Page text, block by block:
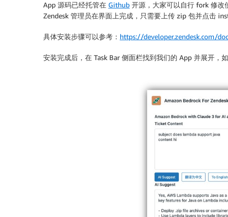
App 源码已经托管在 Github 开源，大家可以自行 fork 修改
Zendesk 管理员在界面上完成，只需要上传 zip 包并点击
具体安装步骤可以参考： https://developer.zendesk.com/
安装完成后，在 Task Bar 侧面栏找到我们的 App 并展开，如